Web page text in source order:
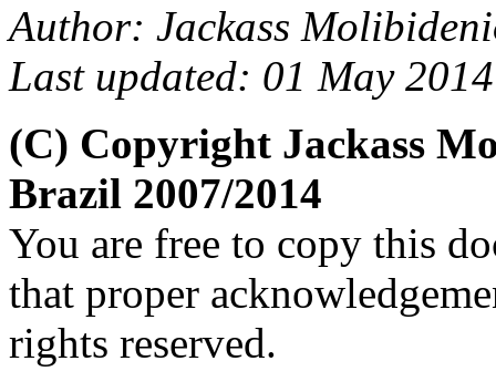
Author: Jackass
Last updated: 01 May 2014
(C) Copyright Jackass
Brazil 2007/2014
You are free to copy this
that proper
rights reserved.